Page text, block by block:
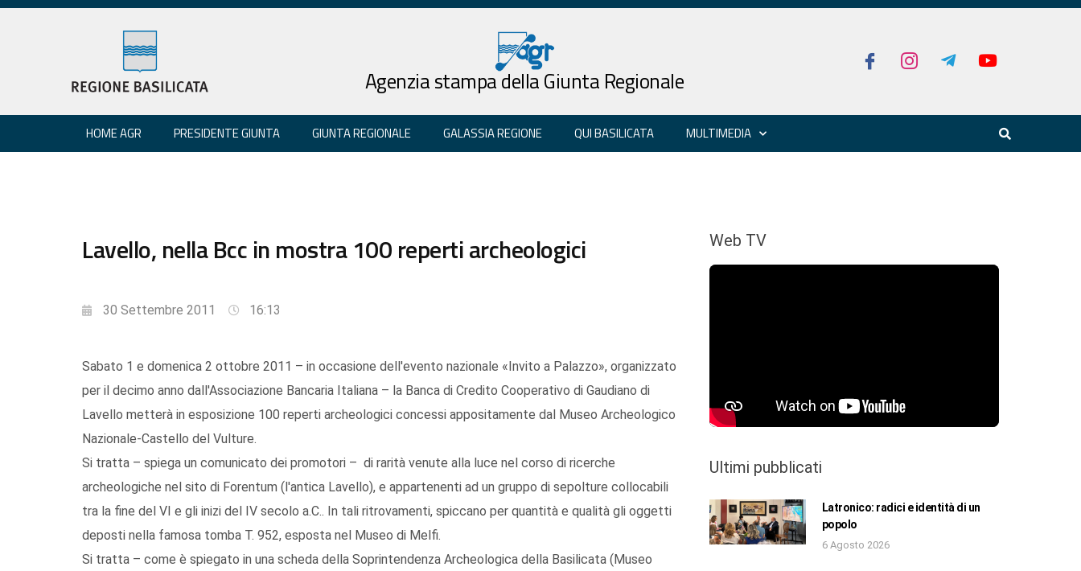
Agenzia stampa della Giunta Regionale
HOME AGR PRESIDENTE GIUNTA GIUNTA REGIONALE GALASSIA REGIONE QUI BASILICATA MULTIMEDIA
Lavello, nella Bcc in mostra 100 reperti archeologici
30 Settembre 2011 16:13
Sabato 1 e domenica 2 ottobre 2011 – in occasione dell'evento nazionale «Invito a Palazzo», organizzato
per il decimo anno dall'Associazione Bancaria Italiana – la Banca di Credito Cooperativo di Gaudiano di
Lavello metterà in esposizione 100 reperti archeologici concessi appositamente dal Museo Archeologico
Nazionale-Castello del Vulture.
Si tratta – spiega un comunicato dei promotori – di rarità venute alla luce nel corso di ricerche
archeologiche nel sito di Forentum (l'antica Lavello), e appartenenti ad un gruppo di sepolture collocabili
tra la fine del VI e gli inizi del IV secolo a.C.. In tali ritrovamenti, spiccano per quantità e qualità gli oggetti
deposti nella famosa tomba T. 952, esposta nel Museo di Melfi.
Si tratta – come è spiegato in una scheda della Soprintendenza Archeologica della Basilicata (Museo
Web TV
Ultimi pubblicati
Latronico: radici e identità di un
popolo
6 Agosto 2026